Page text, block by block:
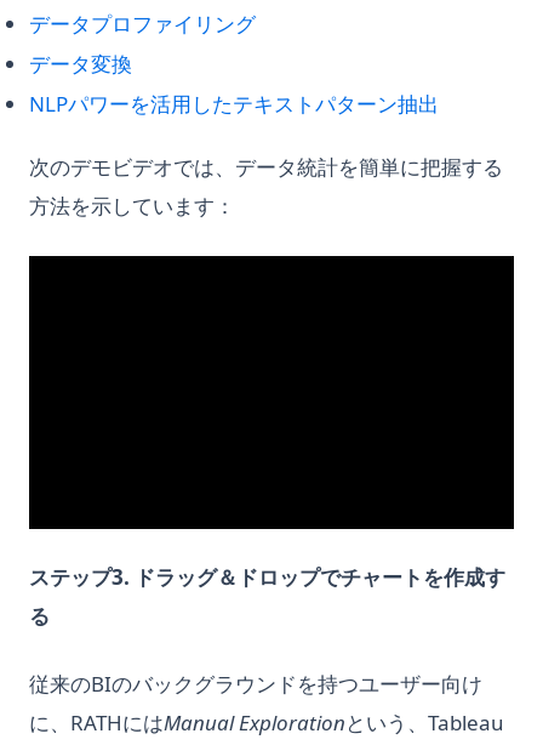
データプロファイリング(opens in a new tab)
データ変換
NLPパワーを活用したテキストパターン抽出
次のデモビデオでは、データ統計を簡単に把握する
方法を示しています：
ステップ3. ドラッグ＆ドロップでチャートを作成す
る
従来のBIのバックグラウンドを持つユーザー向け
に、RATHにはManual Explorationという、Tableau